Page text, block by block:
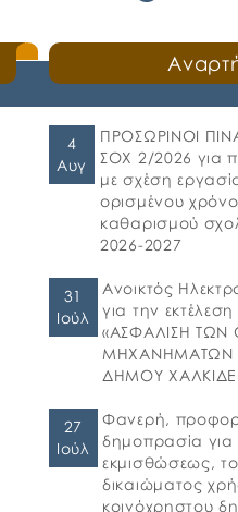
4
Αυγ
ΠΡΟΣΩΡΙΝΟΙ
ΣΟΧ 2/2026 για
με σχέση
ορισμένου
καθαρισμού
2026-2027
31
Ιούλ
Ανοικτός
για την
«ΑΣΦΑΛΙΣΗ
ΜΗΧΑΝΗΜΑΤΩΝ
ΔΗΜΟΥ
27
Ιούλ
Φανερή,
δημοπρασία
εκμισθώσεως,
δικαιώματος
κοινόχρηστου